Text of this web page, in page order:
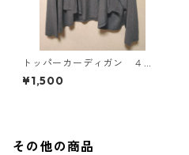
トッパーカーディガン ４
Ｌ グレー KAE-4814
¥1,500
その他の商品